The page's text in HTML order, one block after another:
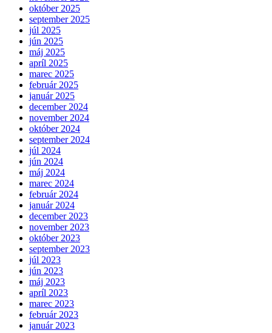
október 2025
september 2025
júl 2025
jún 2025
máj 2025
apríl 2025
marec 2025
február 2025
január 2025
december 2024
november 2024
október 2024
september 2024
júl 2024
jún 2024
máj 2024
marec 2024
február 2024
január 2024
december 2023
november 2023
október 2023
september 2023
júl 2023
jún 2023
máj 2023
apríl 2023
marec 2023
február 2023
január 2023